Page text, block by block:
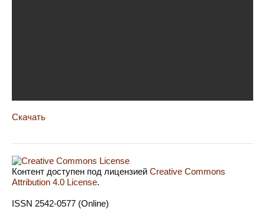
Скачать
Контент доступен под лицензией Creative Commons
Attribution 4.0 License.
ISSN 2542-0577 (Online)